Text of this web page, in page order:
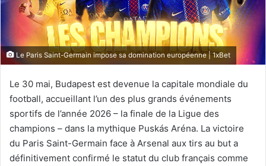
Le Paris Saint-Germain impose sa domination européenne | 1xBet
Le 30 mai, Budapest est devenue la capitale mondiale du
football, accueillant l’un des plus grands événements
sportifs de l’année 2026 – la finale de la Ligue des
champions – dans la mythique Puskás Aréna. La victoire
du Paris Saint-Germain face à Arsenal aux tirs au but a
définitivement confirmé le statut du club français comme